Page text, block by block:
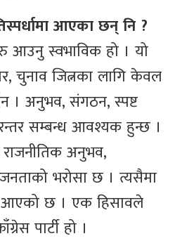
आएका छन् नि ?
आउनु स्वभाविक हो । यो
चुनाव जित्नका लागि केवल
। अनुभव, संगठन, स्पष्ट
सम्बन्ध आवश्यक हुन्छ ।
अनुभव,
भरोसा छ । त्यसैमा
आएको छ । एक हिसावले
पार्टी हो ।